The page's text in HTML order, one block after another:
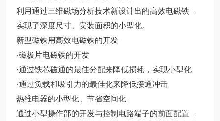
利用通过三维磁场分析技术新设计出的高效电磁铁，
实现了深度尺寸、安装面积的小型化。
新型磁铁用高效电磁铁的开发
·磁极片电磁铁的开发
·通过铁芯磁通的最佳分配来降低损耗，实现小型化
·通过负载和吸引力的最佳化来降低接通冲击
热维电器的小型化、节省空间化
通过小型操作部的开发与控制电路端子的前面配置，